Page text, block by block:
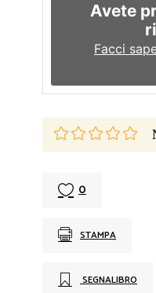
Avete
Facci
0
STAMPA
SEGNALIBRO